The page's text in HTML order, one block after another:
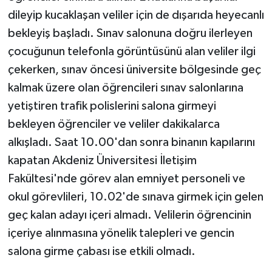
dileyip kucaklaşan veliler için de dışarıda heyecanlı
bekleyiş başladı. Sınav salonuna doğru ilerleyen
çocuğunun telefonla görüntüsünü alan veliler ilgi
çekerken, sınav öncesi üniversite bölgesinde geç
kalmak üzere olan öğrencileri sınav salonlarına
yetiştiren trafik polislerini salona girmeyi
bekleyen öğrenciler ve veliler dakikalarca
alkışladı. Saat 10.00'dan sonra binanın kapılarını
kapatan Akdeniz Üniversitesi İletişim
Fakültesi'nde görev alan emniyet personeli ve
okul görevlileri, 10.02'de sınava girmek için gelen
geç kalan adayı içeri almadı. Velilerin öğrencinin
içeriye alınmasına yönelik talepleri ve gencin
salona girme çabası ise etkili olmadı.